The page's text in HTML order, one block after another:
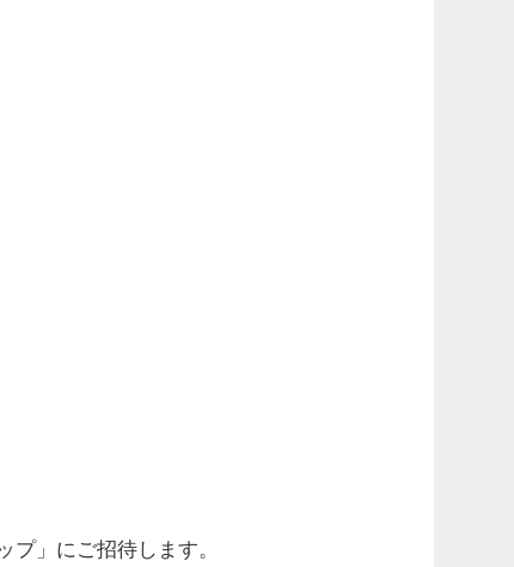
プ」にご招待します。